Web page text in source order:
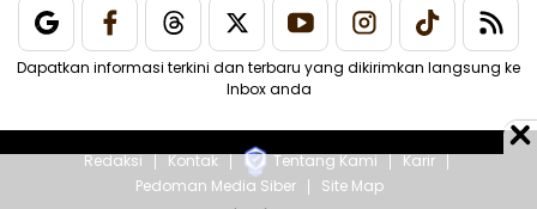
Dapatkan informasi terkini dan terbaru yang dikirimkan langsung ke
Inbox anda
Redaksi Kontak Tentang Kami
Karir
Pedoman Media Siber
Site Map